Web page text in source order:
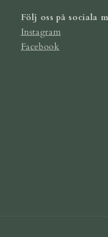
Följ oss på sociala
Instagram
Facebook